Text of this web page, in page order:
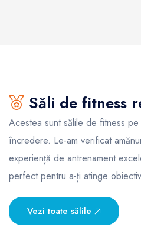
Săli de fitness
Acestea sunt sălile de fitness
încredere. Le-am verificat
experiență de antrenament
perfect pentru a-ți atinge
Vezi toate sălile